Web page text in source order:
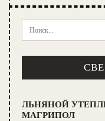
ЛЬНЯНОЙ
МАГРИПОЛ